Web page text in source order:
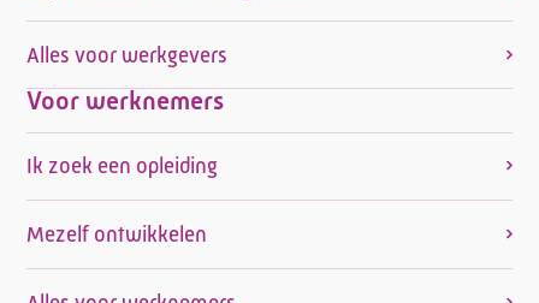
Alles voor werkgevers
Voor werknemers
Ik zoek een opleiding
Mezelf ontwikkelen